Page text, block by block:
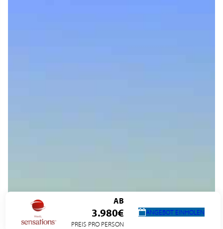
AB
3.980€
PREIS PRO PERSON
ANGEBOT EINHOLEN